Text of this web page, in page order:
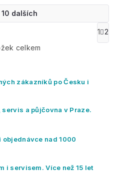
l
a
p
k
y
ý
dalších
t
1
2
celkem
zákazníků po Česku i
servis a půjčovna v Praze.
objednávce nad 1000
i servisem. Více než 15 let